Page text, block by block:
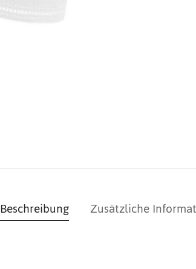
Beschreibung Zusätzliche